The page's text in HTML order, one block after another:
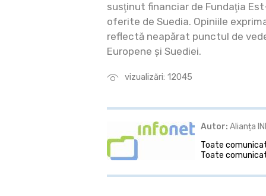
vizualizări: 12045
susţinut financiar de Fundaţia
oferite de Suedia. Opiniile
reflectă neapărat punctul de
Europene și Suediei.
Autor: Alianța
Toate
Toate